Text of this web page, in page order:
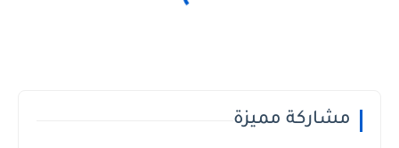
مشاركة مميزة